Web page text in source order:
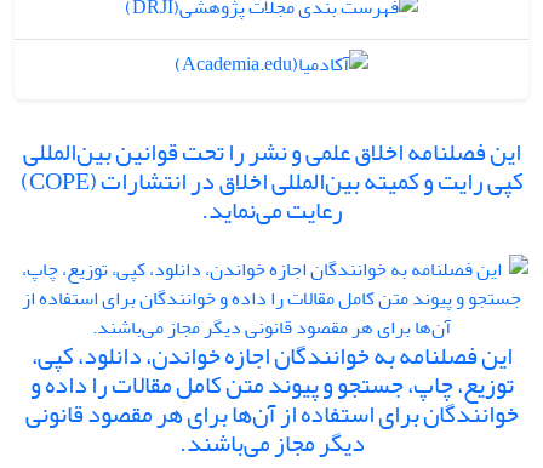
این فصلنامه اخلاق علمی و نشر را تحت قوانین بین‌المللی
کپی رایت و کمیته بین‌المللی اخلاق در انتشارات (COPE)
رعایت می‌نماید.
این فصلنامه به خوانندگان اجازه خواندن، دانلود، کپی،
توزیع، چاپ، جستجو و پیوند متن کامل مقالات را داده و
خوانندگان برای استفاده از آن‌ها برای هر مقصود قانونی
دیگر مجاز می‌باشند.